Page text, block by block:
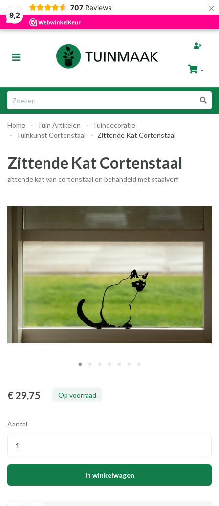
(Tuinafscheiding)
(Tuinmeubelen)
(Dier & Tuin)
9,2
707 Reviews ×
Gratis afhalen in Groningen Razendsnelle Levering
Toggle
-
Winkelwagen
Uw winkelwagen is leeg.
Home Tuin Artikelen
Tuindecoratie
Tuinkunst Cortenstaal
Zittende Kat Cortenstaal
Zittende Kat Cortenstaal
zittende kat van cortenstaal en behandeld met staalverf
€ 29,75 Op voorraad
Aantal
In winkelwagen